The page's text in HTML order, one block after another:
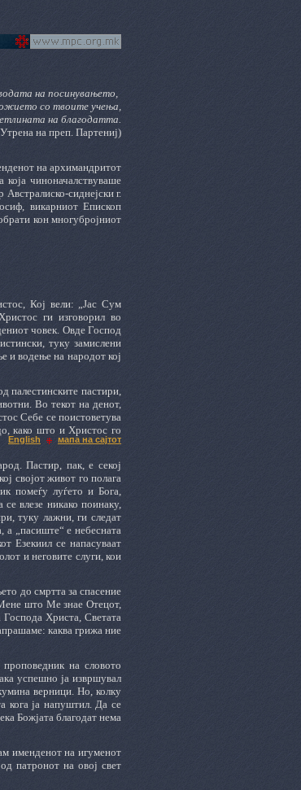
на посинувањето,
со твоите учења,
на благодатта.
на преп. Партениј)
на архимандритот
чиноначалствуваше
сиднејски г.
викарниот Епископ
кон многубројниот
, Кој вели: „Јас Сум
ги изговорил во
човек. Овде Господ
туку замислени
и водење на народот кој
палестинските пастири,
Во текот на денот,
Себе се поистоветува
како што и Христос го
Пастир, пак, е секој
својот живот го полага
помеѓу луѓето и Бога,
влезе никако поинаку,
туку лажни, ги следат
а „пасиште“ е небесната
Езекиил се напасуваат
и неговите слуги, кои
до смртта за спасение
Мене што Ме знае Отецот,
Христа, Светата
каква грижа ние
на словото
успешно ја извршувал
верници. Но, колку
кога ја напуштил. Да се
Божјата благодат нема
именденот на игуменот
патронот на овој свет
English мапа на сајтот